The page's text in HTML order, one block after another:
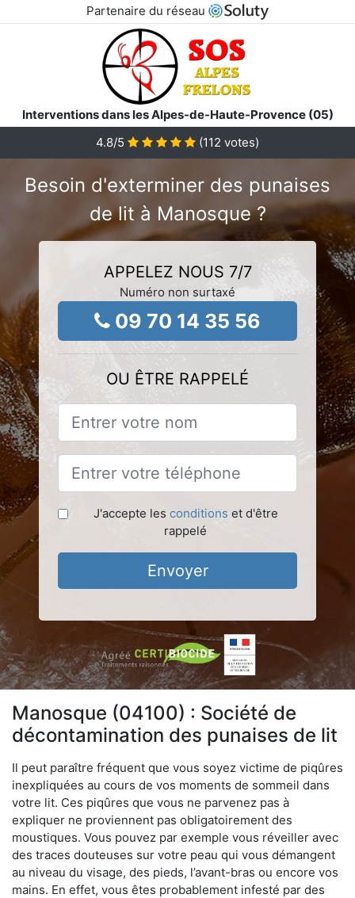
Partenaire du réseau
Interventions dans les Alpes-de-Haute-Provence (05)
4.8/5 (112 votes)
Besoin d'exterminer des punaises
de lit à Manosque ?
APPELEZ NOUS 7/7
Numéro non surtaxé
09 70 14 35 56
OU ÊTRE RAPPELÉ
J'accepte les conditions et d'être
rappelé
Envoyer
Manosque (04100) : Société de
décontamination des punaises de lit
Il peut paraître fréquent que vous soyez victime de piqûres
inexpliquées au cours de vos moments de sommeil dans
votre lit. Ces piqûres que vous ne parvenez pas à
expliquer ne proviennent pas obligatoirement des
moustiques. Vous pouvez par exemple vous réveiller avec
des traces douteuses sur votre peau qui vous démangent
au niveau du visage, des pieds, l’avant-bras ou encore vos
mains. En effet, vous êtes probablement infesté par des